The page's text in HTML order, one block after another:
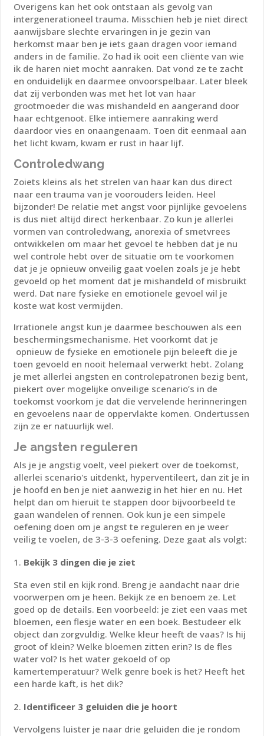
Overigens kan het ook ontstaan als gevolg van
intergenerationeel trauma. Misschien heb je niet direct
aanwijsbare slechte ervaringen in je gezin van
herkomst maar ben je iets gaan dragen voor iemand
anders in de familie. Zo had ik ooit een cliënte van wie
ik de haren niet mocht aanraken. Dat vond ze te zacht
en onduidelijk en daarmee onvoorspelbaar. Later bleek
dat zij verbonden was met het lot van haar
grootmoeder die was mishandeld en aangerand door
haar echtgenoot. Elke intiemere aanraking werd
daardoor vies en onaangenaam. Toen dit eenmaal aan
het licht kwam, kwam er rust in haar lijf.
Controledwang
Zoiets kleins als het strelen van haar kan dus direct
naar een trauma van je voorouders leiden. Heel
bijzonder!​ De relatie met angst voor pijnlijke gevoelens
is dus niet altijd direct herkenbaar. Zo kun je allerlei
vormen van controledwang, anorexia of smetvrees
ontwikkelen om maar het gevoel te hebben dat je nu
wel controle hebt over de situatie om te voorkomen
dat je je opnieuw onveilig gaat voelen zoals je je hebt
gevoeld op het moment dat je mishandeld of misbruikt
werd. Dat nare fysieke en emotionele gevoel wil je
koste wat kost vermijden.
Irrationele angst kun je daarmee beschouwen als een
beschermingsmechanisme. Het voorkomt dat je
opnieuw de fysieke en emotionele pijn beleeft die je
toen gevoeld en nooit helemaal verwerkt hebt. Zolang
je met allerlei angsten en controlepatronen bezig bent,
piekert over mogelijke onveilige scenario’s in de
toekomst voorkom je dat die vervelende herinneringen
en gevoelens naar de oppervlakte komen. Ondertussen
zijn ze er natuurlijk wel.
Je angsten reguleren
Als je je angstig voelt, veel piekert over de toekomst,
allerlei scenario's uitdenkt, hyperventileert, dan zit je in
je hoofd en ben je niet aanwezig in het hier en nu. Het
helpt dan om hieruit te stappen door bijvoorbeeld te
gaan wandelen of rennen. Ook kun je een simpele
oefening doen om je angst te reguleren en je weer
veilig te voelen, de 3-3-3 oefening. Deze gaat als volgt:
Bekijk 3 dingen die je ziet
Sta even stil en kijk rond. Breng je aandacht naar drie
voorwerpen om je heen. Bekijk ze en benoem ze. Let
goed op de details. Een voorbeeld: je ziet een vaas met
bloemen, een flesje water en een boek. Bestudeer elk
object dan zorgvuldig. Welke kleur heeft de vaas? Is hij
groot of klein? Welke bloemen zitten erin? Is de fles
water vol? Is het water gekoeld of op
kamertemperatuur? Welk genre boek is het? Heeft het
een harde kaft, is het dik?
Identificeer 3 geluiden die je hoort
Vervolgens luister je naar drie geluiden die je rondom